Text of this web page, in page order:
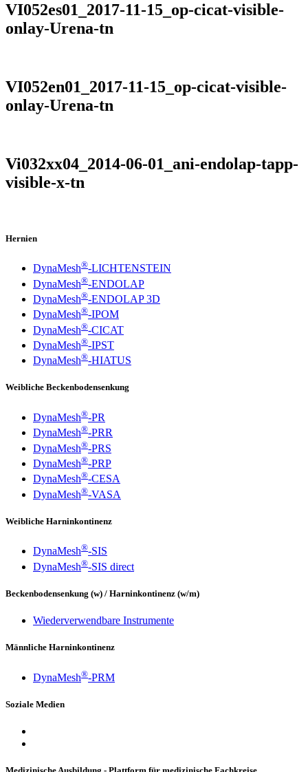
VI052es01_2017-11-15_op-cicat-visible-
onlay-Urena-tn
VI052en01_2017-11-15_op-cicat-visible-
onlay-Urena-tn
Vi032xx04_2014-06-01_ani-endolap-tapp-
visible-x-tn
Hernien
DynaMesh®-LICHTENSTEIN
DynaMesh®-ENDOLAP
DynaMesh®-ENDOLAP 3D
DynaMesh®-IPOM
DynaMesh®-CICAT
DynaMesh®-IPST
DynaMesh®-HIATUS
Weibliche Beckenbodensenkung
DynaMesh®-PR
DynaMesh®-PRR
DynaMesh®-PRS
DynaMesh®-PRP
DynaMesh®-CESA
DynaMesh®-VASA
Weibliche Harninkontinenz
DynaMesh®-SIS
DynaMesh®-SIS direct
Beckenbodensenkung (w) / Harninkontinenz (w/m)
Wiederverwendbare Instrumente
Männliche Harninkontinenz
DynaMesh®-PRM
Soziale Medien